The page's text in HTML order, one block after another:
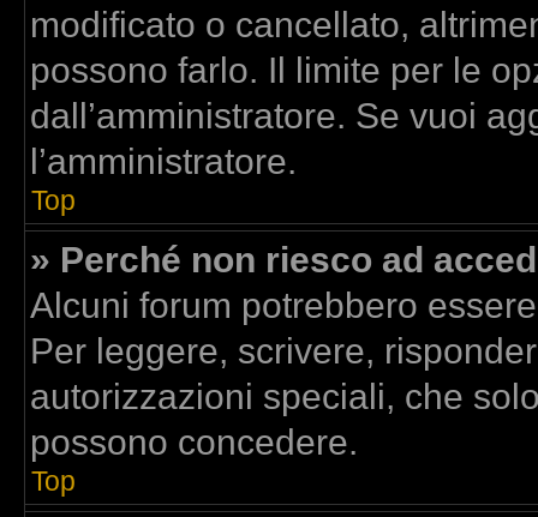
modificato o cancellato,
possono farlo. Il limite per le
dall’amministratore. Se vuoi
l’amministratore.
Top
» Perché non riesco ad
Alcuni forum potrebbero
Per leggere, scrivere,
autorizzazioni speciali, che
possono concedere.
Top